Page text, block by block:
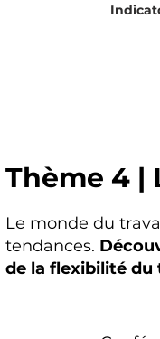
Thème 4 |
Le monde du
tendances.
de la flexibilité du